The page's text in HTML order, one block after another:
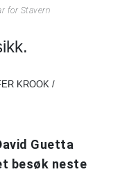
for Stavern
KROOK /
Guetta
besøk neste